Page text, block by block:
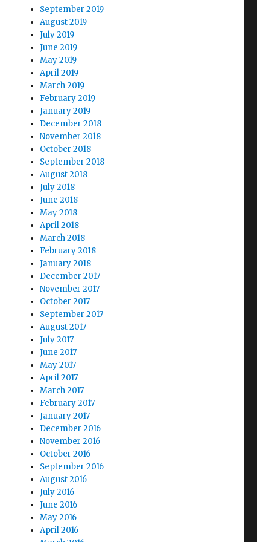
September 2019
August 2019
July 2019
June 2019
May 2019
April 2019
March 2019
February 2019
January 2019
December 2018
November 2018
October 2018
September 2018
August 2018
July 2018
June 2018
May 2018
April 2018
March 2018
February 2018
January 2018
December 2017
November 2017
October 2017
September 2017
August 2017
July 2017
June 2017
May 2017
April 2017
March 2017
February 2017
January 2017
December 2016
November 2016
October 2016
September 2016
August 2016
July 2016
June 2016
May 2016
April 2016